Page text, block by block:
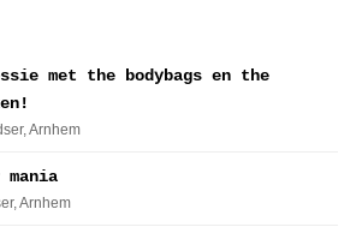
met the bodybags en the
, Arnhem
mania
, Arnhem